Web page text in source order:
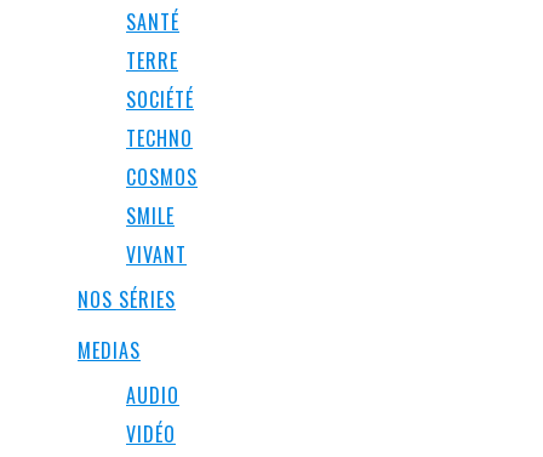
SANTÉ
TERRE
SOCIÉTÉ
TECHNO
COSMOS
SMILE
VIVANT
NOS SÉRIES
MEDIAS
AUDIO
VIDÉO